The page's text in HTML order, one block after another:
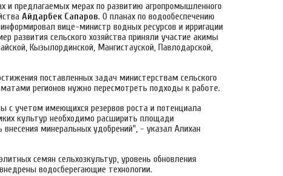
и предлагаемых мерах по развитию агропромышленного
Айдарбек Сапаров. О планах по водообеспечению
вице-министр водных ресурсов и ирригации
развития сельского хозяйства приняли участие акимы
Кызылординской, Мангистауской, Павлодарской,
поставленных задач министерствам сельского
регионов нужно пересмотреть подходы к работе.
с учетом имеющихся резервов роста и потенциала
культур необходимо расширить площади
внесения минеральных удобрений", - указал Алихан
семян сельхозкультур, уровень обновления
водосберегающие технологии.